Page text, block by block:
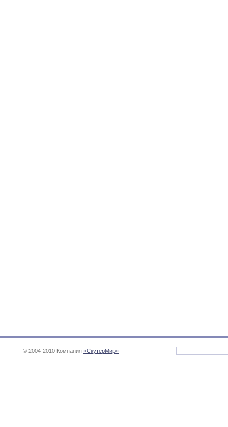
© 2004-2010 Компания «СкутерМир»